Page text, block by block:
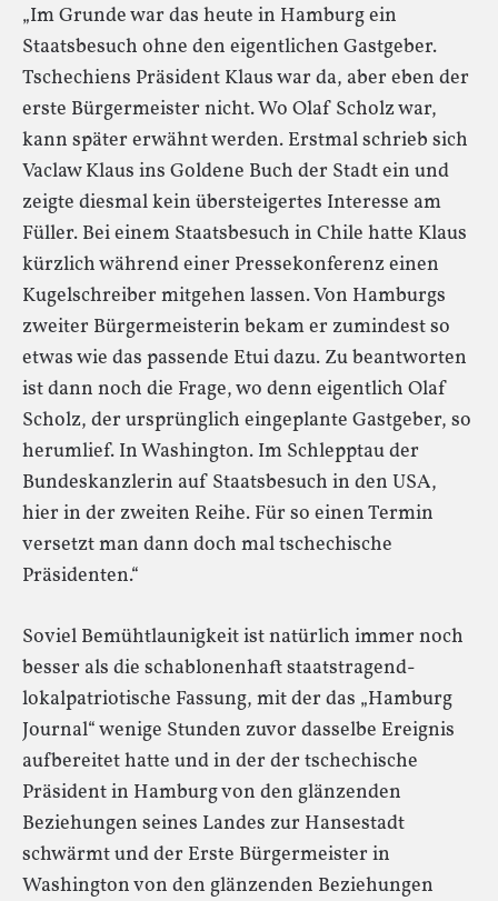
„Im Grunde war das heute in Hamburg ein
Staatsbesuch ohne den eigentlichen Gastgeber.
Tschechiens Präsident Klaus war da, aber eben der
erste Bürgermeister nicht. Wo Olaf Scholz war,
kann später erwähnt werden. Erstmal schrieb sich
Vaclaw Klaus ins Goldene Buch der Stadt ein und
zeigte diesmal kein übersteigertes Interesse am
Füller. Bei einem Staatsbesuch in Chile hatte Klaus
kürzlich während einer Pressekonferenz einen
Kugelschreiber mitgehen lassen. Von Hamburgs
zweiter Bürgermeisterin bekam er zumindest so
etwas wie das passende Etui dazu. Zu beantworten
ist dann noch die Frage, wo denn eigentlich Olaf
Scholz, der ursprünglich eingeplante Gastgeber, so
herumlief. In Washington. Im Schlepptau der
Bundeskanzlerin auf Staatsbesuch in den USA,
hier in der zweiten Reihe. Für so einen Termin
versetzt man dann doch mal tschechische
Präsidenten.“
Soviel Bemühtlaunigkeit ist natürlich immer noch
besser als die schablonenhaft staatstragend-
lokalpatriotische Fassung, mit der das „Hamburg
Journal“ wenige Stunden zuvor dasselbe Ereignis
aufbereitet hatte und in der der tschechische
Präsident in Hamburg von den glänzenden
Beziehungen seines Landes zur Hansestadt
schwärmt und der Erste Bürgermeister in
Washington von den glänzenden Beziehungen